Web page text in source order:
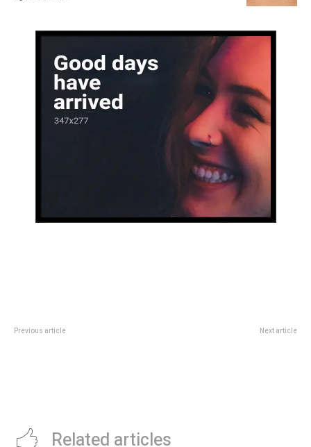
Previous article Next article
Related articles